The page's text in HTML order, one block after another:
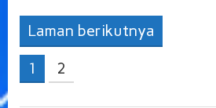
Laman berikutnya
1
2